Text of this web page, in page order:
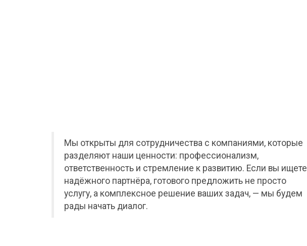
Мы открыты для сотрудничества с компаниями, которые
разделяют наши ценности: профессионализм,
ответственность и стремление к развитию. Если вы ищете
надёжного партнёра, готового предложить не просто
услугу, а комплексное решение ваших задач, — мы будем
рады начать диалог.